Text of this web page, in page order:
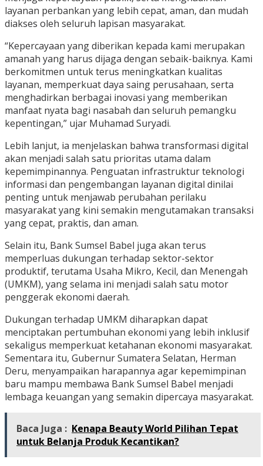
layanan perbankan yang lebih cepat, aman, dan mudah
diakses oleh seluruh lapisan masyarakat.
“Kepercayaan yang diberikan kepada kami merupakan
amanah yang harus dijaga dengan sebaik-baiknya. Kami
berkomitmen untuk terus meningkatkan kualitas
layanan, memperkuat daya saing perusahaan, serta
menghadirkan berbagai inovasi yang memberikan
manfaat nyata bagi nasabah dan seluruh pemangku
kepentingan,” ujar Muhamad Suryadi.
Lebih lanjut, ia menjelaskan bahwa transformasi digital
akan menjadi salah satu prioritas utama dalam
kepemimpinannya. Penguatan infrastruktur teknologi
informasi dan pengembangan layanan digital dinilai
penting untuk menjawab perubahan perilaku
masyarakat yang kini semakin mengutamakan transaksi
yang cepat, praktis, dan aman.
Selain itu, Bank Sumsel Babel juga akan terus
memperluas dukungan terhadap sektor-sektor
produktif, terutama Usaha Mikro, Kecil, dan Menengah
(UMKM), yang selama ini menjadi salah satu motor
penggerak ekonomi daerah.
Dukungan terhadap UMKM diharapkan dapat
menciptakan pertumbuhan ekonomi yang lebih inklusif
sekaligus memperkuat ketahanan ekonomi masyarakat.
Sementara itu, Gubernur Sumatera Selatan, Herman
Deru, menyampaikan harapannya agar kepemimpinan
baru mampu membawa Bank Sumsel Babel menjadi
lembaga keuangan yang semakin dipercaya masyarakat.
Baca Juga : Kenapa Beauty World Pilihan Tepat
untuk Belanja Produk Kecantikan?